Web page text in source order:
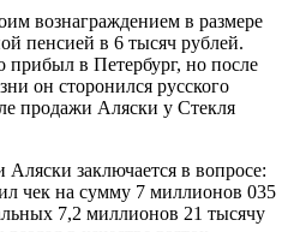
вознаграждением в размере
пенсией в 6 тысяч рублей.
в Петербург, но после
он сторонился русского
продажи Аляски у Стекля
заключается в вопросе:
чек на сумму 7 миллионов 035
7,2 миллионов 21 тысячу